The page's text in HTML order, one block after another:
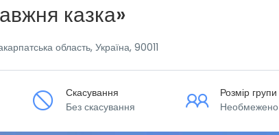
казка»
область, Україна, 90011
Скасування
Без скасування
Розмір групи
Необмежено